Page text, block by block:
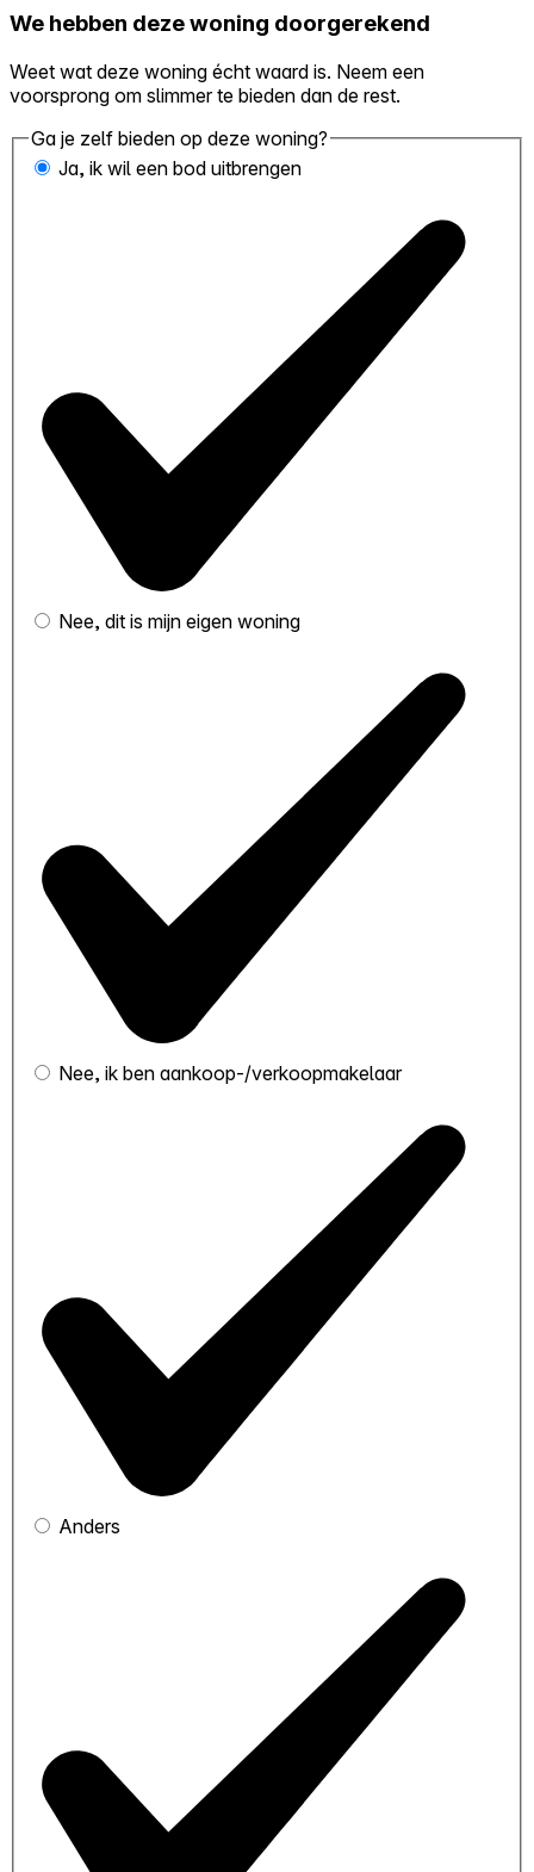
We hebben deze woning doorgerekend
Weet wat deze woning écht waard is. Neem een
voorsprong om slimmer te bieden dan de rest.
Ga je zelf bieden op deze woning?
Ja, ik wil een bod uitbrengen
Nee, dit is mijn eigen woning
Nee, ik ben aankoop-/verkoopmakelaar
Anders